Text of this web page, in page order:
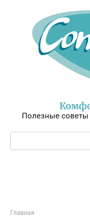
Полезные
Поиск:
Главная